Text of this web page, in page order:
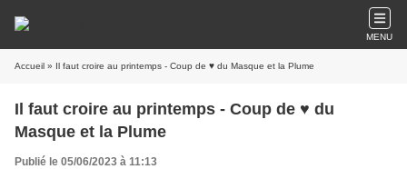
MENU
Accueil » Il faut croire au printemps - Coup de ♥️ du Masque et la Plume
Il faut croire au printemps - Coup de ♥️ du
Masque et la Plume
Publié le 05/06/2023 à 11:13